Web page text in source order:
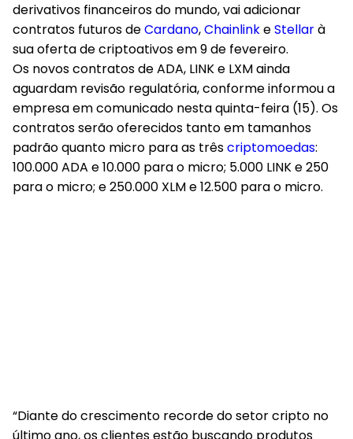
derivativos financeiros do mundo, vai adicionar
contratos futuros deCardano,ChainlinkeStellarà
sua oferta de criptoativos em 9 de fevereiro.
Os novos contratos de ADA, LINK e LXM ainda
aguardam revisão regulatória, conforme informou a
empresa em comunicado nesta quinta-feira (15). Os
contratos serão oferecidos tanto em tamanhos
padrão quanto micro para as trêscriptomoedas:
100.000 ADA e 10.000 para o micro; 5.000 LINK e 250
para o micro; e 250.000 XLM e 12.500 para o micro.
“Diante do crescimento recorde do setor cripto no